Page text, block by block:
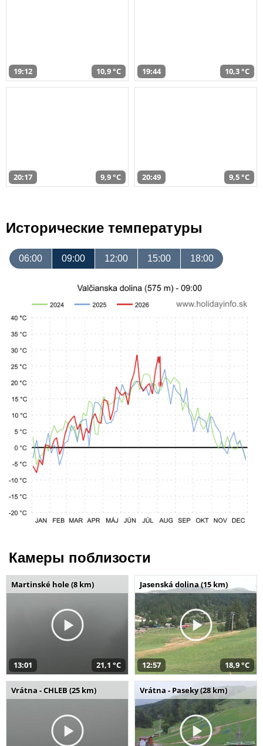
19:12 10,9 °C 19:44 10,3 °C
20:17 9,9 °C 20:49 9,5 °C
Исторические температуры
06:00 09:00 12:00 15:00 18:00
Камеры поблизости
Martinské hole (8 km)
13:01 21,1 °C
Jasenská dolina (15 km)
12:57 18,9 °C
Vrátna - CHLEB (25 km) Vrátna - Paseky (28 km)